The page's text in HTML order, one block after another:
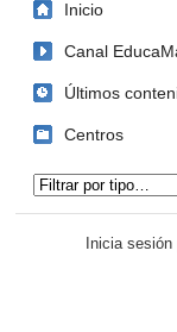
Inicio
Canal
Últimos
Centros
Inicia